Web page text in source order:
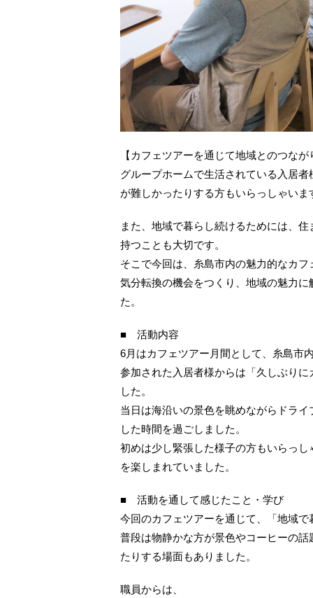
【カフェツアーを通じて地域とのつなが
グループホームで生活されている入居
が難しかったりする方もいらっしゃいま
また、地域で暮らし続けるためには、
持つことも大切です。
そこで今回は、糸島市内の魅力的なカ
気分転換の機会をつくり、地域の魅力
た。
■ 活動内容
6月はカフェツアー月間として、糸島市
参加された入居者様からは「久しぶり
した。
当日は海沿いの景色を眺めながらドラ
した時間を過ごしました。
初めは少し緊張した様子の方もいらっ
を楽しまれていました。
■ 活動を通して感じたこと・学び
今回のカフェツアーを通じて、「地域
普段は物静かな方が景色やコーヒーの
たりする場面もありました。
職員からは、